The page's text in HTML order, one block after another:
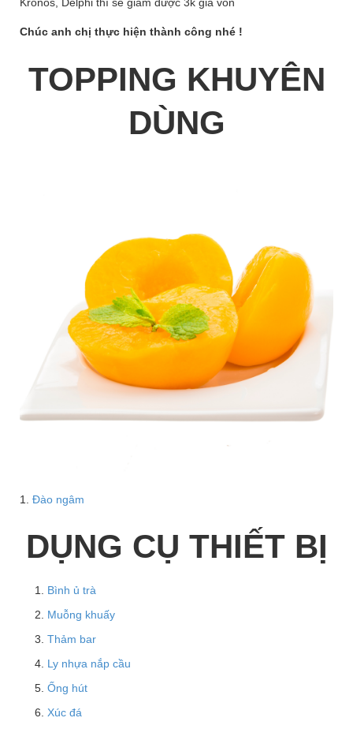
Chúc anh chị thực hiện thành công nhé !
TOPPING KHUYÊN
DÙNG
1. Đào ngâm
DỤNG CỤ THIẾT BỊ
Bình ủ trà
Muỗng khuấy
Thảm bar
Ly nhựa nắp cầu
Ống hút
Xúc đá